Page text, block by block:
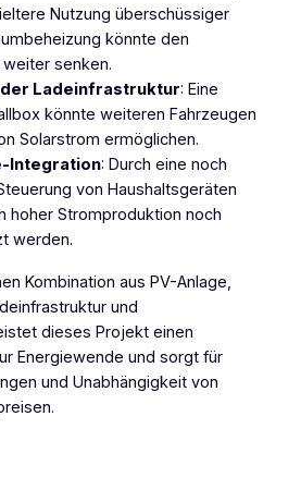
Nutzung überschüssiger
könnte den
senken.
Ladeinfrastruktur: Eine
könnte weiteren Fahrzeugen
Solarstrom ermöglichen.
Integration: Durch eine noch
von Haushaltsgeräten
hoher Stromproduktion noch
werden.
Kombination aus PV-Anlage,
und
dieses Projekt einen
Energiewende und sorgt für
und Unabhängigkeit von